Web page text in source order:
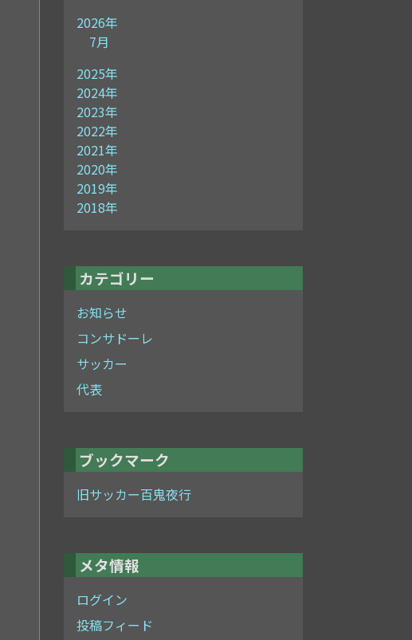
2026年
7月
2025年
2024年
2023年
2022年
2021年
2020年
2019年
2018年
カテゴリー
お知らせ
コンサドーレ
サッカー
代表
ブックマーク
旧サッカー百鬼夜行
メタ情報
ログイン
投稿フィード